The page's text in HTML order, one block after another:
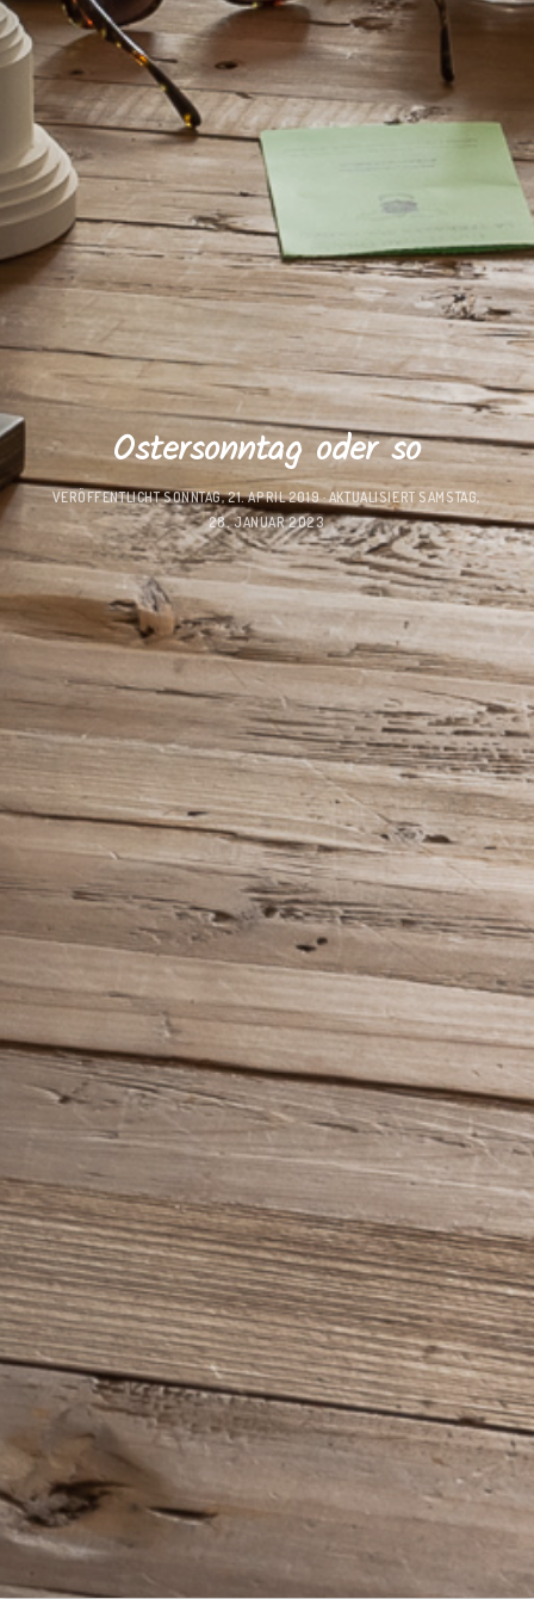
Ostersonntag oder so
VERÖFFENTLICHTSONNTAG, 21. APRIL 2019· AKTUALISIERT SAMSTAG,
28. JANUAR 2023